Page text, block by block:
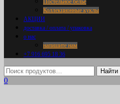
Постельное белье
Коллекционные куклы
АКЦИИ
доставка / оплата / упаковка
о нас
напишите нам
+7 916 695 18 36
0